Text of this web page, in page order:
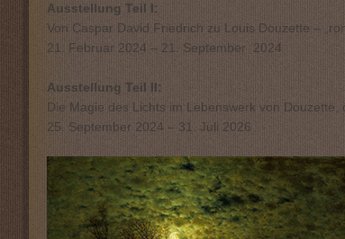
Ausstellung Teil I:
Von Caspar David Friedrich zu Louis Douzette –
21. Februar 2024 – 21. September 2024
Ausstellung Teil II:
Die Magie des Lichts im Lebenswerk von
25. September 2024 – 31. Juli 2026